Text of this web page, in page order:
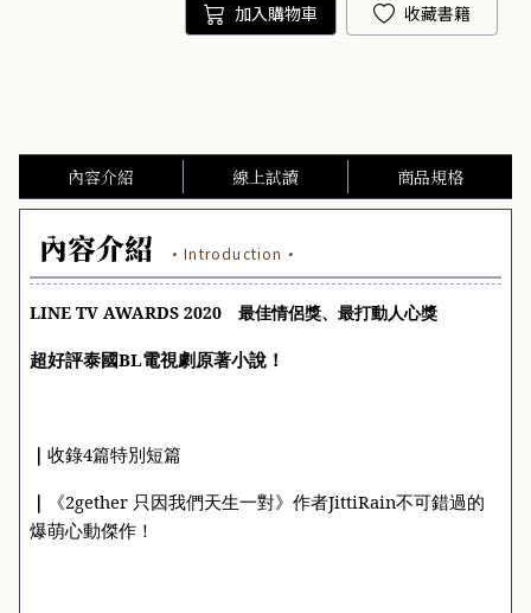
加入購物車 收藏書籍
內容介紹 線上試讀 商品規格
內容介紹 ·Introduction·
LINE TV AWARDS 2020 最佳情侶獎、最打動人心獎
超好評泰國BL電視劇原著小說！
｜ 收錄4篇特別短篇
｜
《2gether 只因我們天生一對》作者JittiRain不可錯過的
爆萌心動傑作！